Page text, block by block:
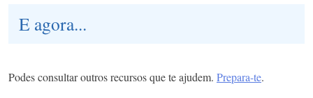
E agora...
Podes consultar outros recursos que te ajudem. Prepara-te.